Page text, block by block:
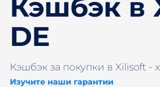
Кэшбэк в
DE
Кэшбэк за покупки в Xilisoft -
Изучите наши гарантии